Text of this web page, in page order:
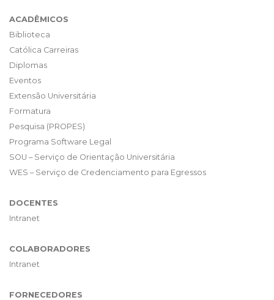
ACADÊMICOS
Biblioteca
Católica Carreiras
Diplomas
Eventos
Extensão Universitária
Formatura
Pesquisa (PROPES)
Programa Software Legal
SOU – Serviço de Orientação Universitária
WES – Serviço de Credenciamento para Egressos
DOCENTES
Intranet
COLABORADORES
Intranet
FORNECEDORES